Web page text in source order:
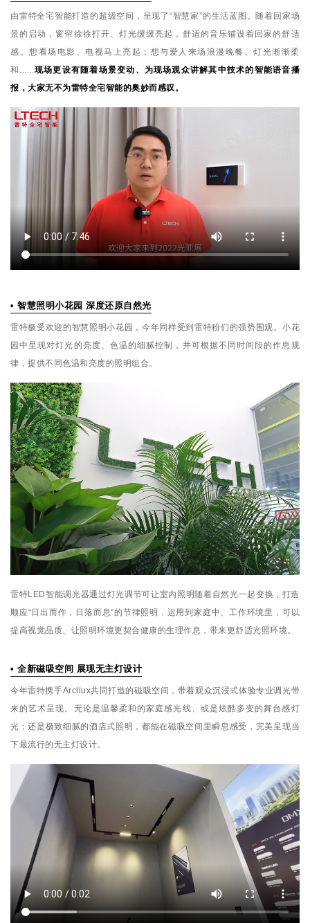
由雷特全宅智能打造的超级空间，呈现了“智慧家”的生活蓝图。随着回家场
景的启动，窗帘徐徐打开、灯光缓缓亮起，舒适的音乐铺设着回家的舒适
感。想看场电影、电视马上亮起；想与爱人来场浪漫晚餐、灯光渐渐柔
和...... 现场更设有随着场景变动、为现场观众讲解其中技术的智能语音播
报，大家无不为雷特全宅智能的奥妙而感叹。
• 智慧照明小花园 深度还原自然光
雷特极受欢迎的智慧照明小花园，今年同样受到雷特粉们的强势围观。小花
园中呈现对灯光的亮度、色温的细腻控制，并可根据不同时间段的作息规
律，提供不同色温和亮度的照明组合。
雷特LED智能调光器通过灯光调节可让室内照明随着自然光一起变换，打造
顺应“日出而作，日落而息”的节律照明，运用到家庭中、工作环境里，可以
提高视觉品质、让照明环境更契合健康的生理作息，带来更舒适光照环境。
• 全新磁吸空间 展现无主灯设计
今年雷特携手Arcllux共同打造的磁吸空间，带着观众沉浸式体验专业调光带
来的艺术呈现。无论是温馨柔和的家庭感光线、或是炫酷多变的舞台感灯
光；还是极致细腻的酒店式照明，都能在磁吸空间里瞬息感受，完美呈现当
下最流行的无主灯设计。